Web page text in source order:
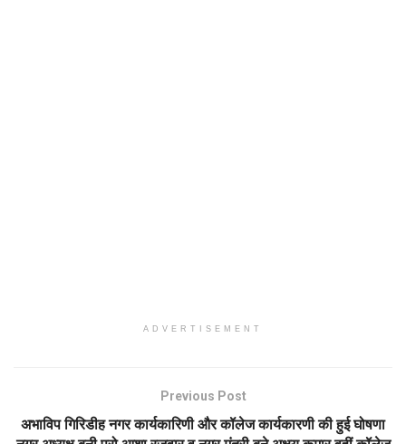
ADVERTISEMENT
Previous Post
अभाविप गिरिडीह नगर कार्यकारिणी और कॉलेज कार्यकारणी की हुई घोषणा